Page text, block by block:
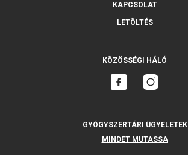
KAPCSOLAT
LETÖLTÉS
KÖZÖSSÉGI HÁLÓ
GYÓGYSZERTÁRI ÜGYELETEK
MINDET MUTASSA